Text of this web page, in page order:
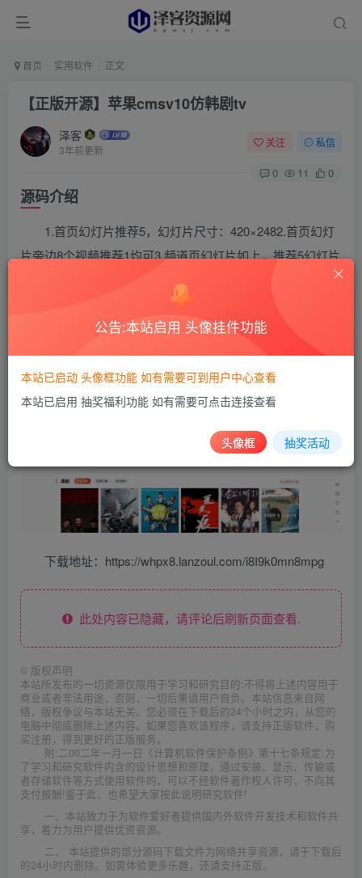
首页 实用软件 正文
【正版开源】苹果cmsv10仿韩剧tv
泽客
3年前更新
关注 私信
0 11 0
源码介绍
1.首页幻灯片推荐5，幻灯片尺寸：420×2482.首页幻灯
片旁边8个视频推荐1均可3.频道页幻灯片如上，推荐5幻灯片
旁边4个视频推荐14.首页小编推荐后台推荐95.后台播放器设
置播放器高度为580px，保存后需更新后台缓存跟浏览器缓
下载地址：https://whpx8.lanzoul.com/i8I9k0mn8mpg
此处内容已隐藏，请评论后刷新页面查看.
© 版权声明
本站所发布的一切资源仅限用于学习和研究目的;不得将上述内容用于
商业或者非法用途，否则，一切后果请用户自负。本站信息来自网
络，版权争议与本站无关。您必须在下载后的24个小时之内，从您的
电脑中彻底删除上述内容。如果您喜欢该程序，请支持正版软件，购
买注册，得到更好的正版服务。
附:二00二年一月一日《计算机软件保护条例》第十七条规定:为
了学习和研究软件内含的设计思想和原理，通过安装、显示、传输或
者存储软件等方式使用软件的，可以不经软件著作权人许可，不向其
支付报酬!鉴于此，也希望大家按此说明研究软件!
一、本站致力于为软件爱好者提供国内外软件开发技术和软件共
享，着力为用户提供优资资源。
二、 本站提供的部分源码下载文件为网络共享资源，请于下载后
的24小时内删除。如需体验更多乐趣，还请支持正版。
公告:本站启用 头像挂件功能
本站已启动 头像框功能 如有需要可到用户中心查看
本站已启用 抽奖福利功能 如有需要可点击连接查看
头像框 抽奖活动